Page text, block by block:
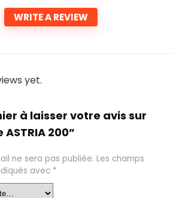
WRITE A REVIEW
yet.
à laisser votre avis sur
200”
ne sera pas publiée. Les champs
avec *